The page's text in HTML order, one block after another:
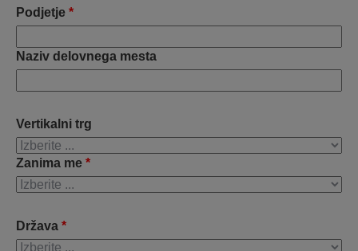
Podjetje *
Naziv delovnega mesta
Vertikalni trg
Zanima me *
Država *